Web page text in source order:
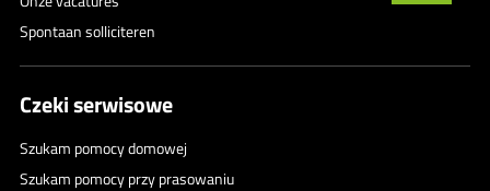
Spontaan solliciteren
Czeki serwisowe
Szukam pomocy domowej
Szukam pomocy przy prasowaniu